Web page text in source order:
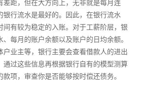
差距，但在大方向上，无非就是每月连
银行流水是最好的。因此，在银行流水
间有较为稳定的入账。对于工薪阶层，银
每月的账户余额以及账户的日均余额。
户业主等，银行主要会查看借款人的进出
通过这些信息再根据银行自有的模型测算
项，审查你是否能够按时偿还债务。